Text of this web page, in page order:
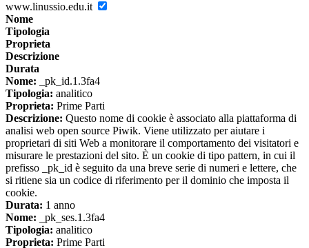
www.linussio.edu.it
Nome
Tipologia
Proprieta
Descrizione
Durata
Nome: _pk_id.1.3fa4
Tipologia: analitico
Proprieta: Prime Parti
Descrizione: Questo nome di cookie è associato alla piattaforma di
analisi web open source Piwik. Viene utilizzato per aiutare i
proprietari di siti Web a monitorare il comportamento dei visitatori e
misurare le prestazioni del sito. È un cookie di tipo pattern, in cui il
prefisso _pk_id è seguito da una breve serie di numeri e lettere, che
si ritiene sia un codice di riferimento per il dominio che imposta il
cookie.
Durata: 1 anno
Nome: _pk_ses.1.3fa4
Tipologia: analitico
Proprieta: Prime Parti